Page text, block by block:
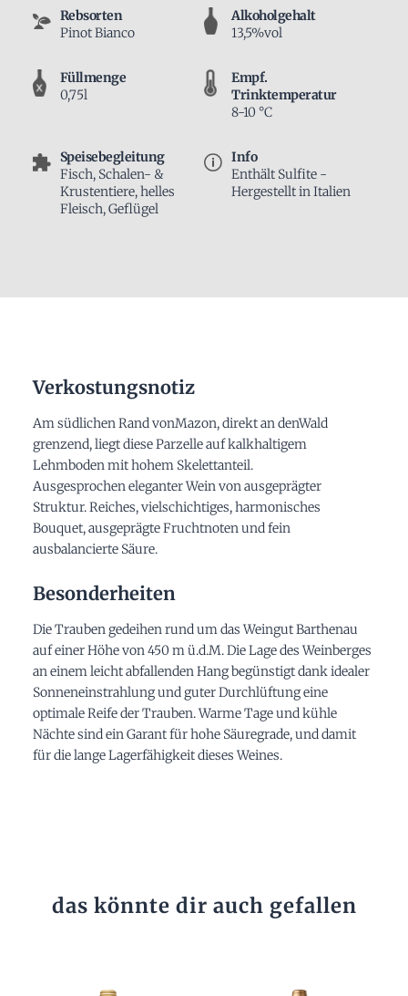
Rebsorten
Pinot Bianco
Alkoholgehalt
13,5%vol
Füllmenge
0,75l
Empf.
Trinktemperatur
8-10 °C
Speisebegleitung
Fisch, Schalen- &
Krustentiere, helles
Fleisch, Geflügel
Info
Enthält Sulfite -
Hergestellt in Italien
Verkostungsnotiz
Am südlichen Rand vonMazon, direkt an denWald
grenzend, liegt diese Parzelle auf kalkhaltigem
Lehmboden mit hohem Skelettanteil.
Ausgesprochen eleganter Wein von ausgeprägter
Struktur. Reiches, vielschichtiges, harmonisches
Bouquet, ausgeprägte Fruchtnoten und fein
ausbalancierte Säure.
Besonderheiten
Die Trauben gedeihen rund um das Weingut Barthenau
auf einer Höhe von 450 m ü.d.M. Die Lage des Weinberges
an einem leicht abfallenden Hang begünstigt dank idealer
Sonneneinstrahlung und guter Durchlüftung eine
optimale Reife der Trauben. Warme Tage und kühle
Nächte sind ein Garant für hohe Säuregrade, und damit
für die lange Lagerfähigkeit dieses Weines.
das könnte dir auch gefallen